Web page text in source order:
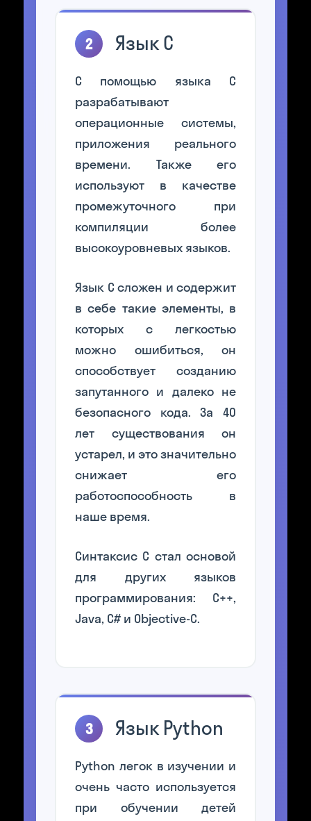
2 Язык С
С помощью языка C
разрабатывают
операционные системы,
приложения реального
времени. Также его
используют в качестве
промежуточного при
компиляции более
высокоуровневых языков.
Язык С сложен и содержит
в себе такие элементы, в
которых с легкостью
можно ошибиться, он
способствует созданию
запутанного и далеко не
безопасного кода. За 40
лет существования он
устарел, и это значительно
снижает его
работоспособность в
наше время.
Синтаксис C стал основой
для других языков
программирования: С++,
Java, C# и Objective-C.
3 Язык Python
Python легок в изучении и
очень часто используется
при обучении детей